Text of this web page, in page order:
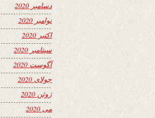
دسامبر 2020
نوامبر 2020
اکتبر 2020
سپتامبر 2020
آگوست 2020
جولای 2020
ژوئن 2020
می 2020